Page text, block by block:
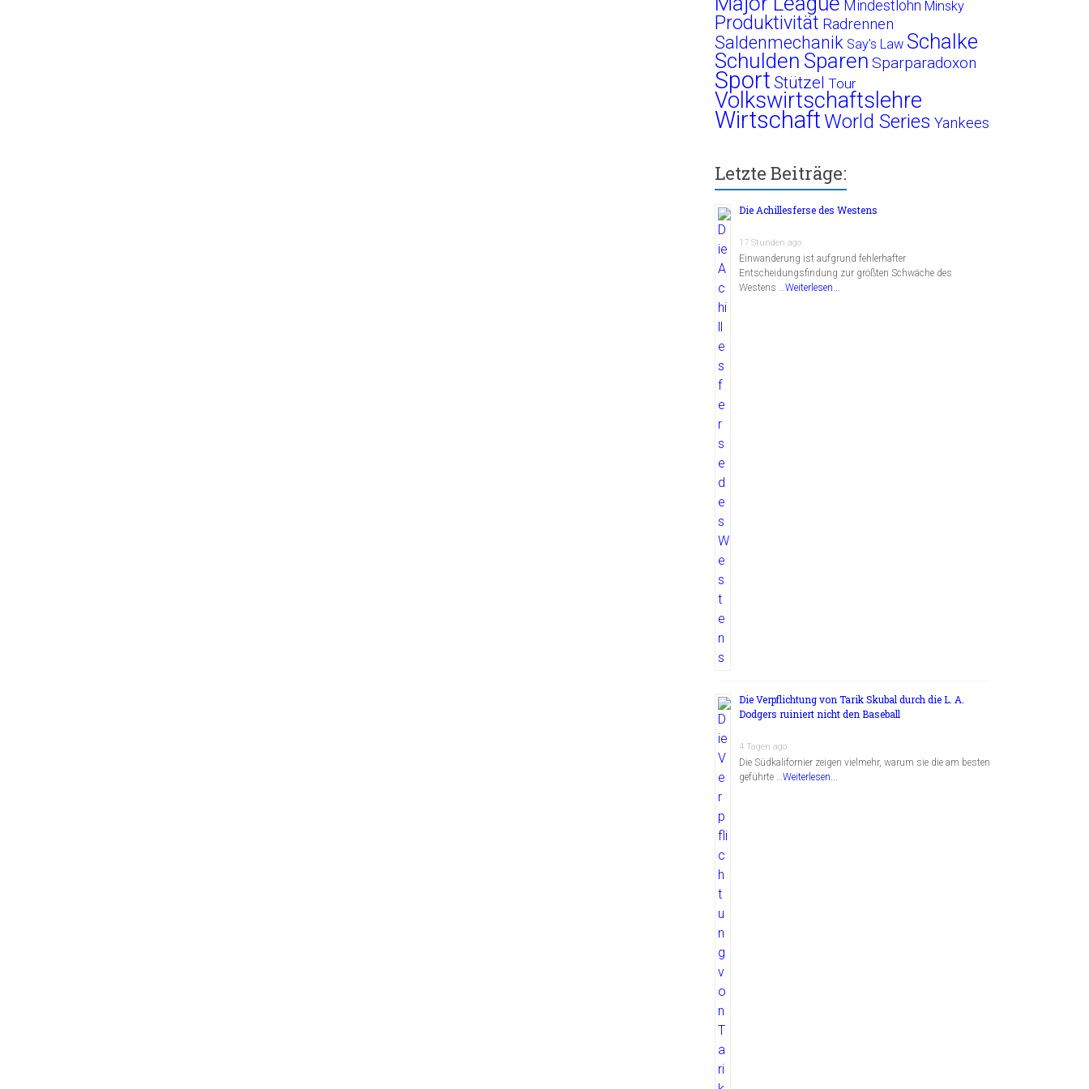
Mindestlohn Minsky
Produktivität Radrennen
Saldenmechanik Say's Law Schalke
Schulden Sparen Sparparadoxon
Sport Stützel Tour
Volkswirtschaftslehre
WirtschaftWorld Series Yankees
Letzte Beiträge:
Die Achillesferse des Westens
17 Stunden ago
Einwanderung ist aufgrund fehlerhafter
Entscheidungsfindung zur größten Schwäche des
Westens …Weiterlesen...
Die Verpflichtung von Tarik Skubal durch die L. A.
Dodgers ruiniert nicht den Baseball
4 Tagen ago
Die Südkalifornier zeigen vielmehr, warum sie die am besten
geführte …Weiterlesen...